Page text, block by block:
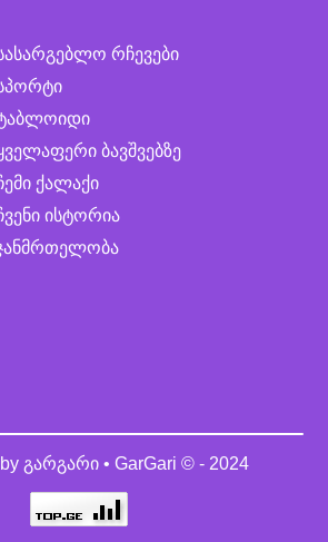
რჩევები
ბავშვებზე
ქალაქი
ისტორია
გარგარი • GarGari © - 2024